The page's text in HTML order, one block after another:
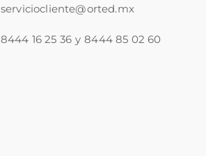
serviciocliente@orted.mx
8444 16 25 36 y 8444 85 02 60